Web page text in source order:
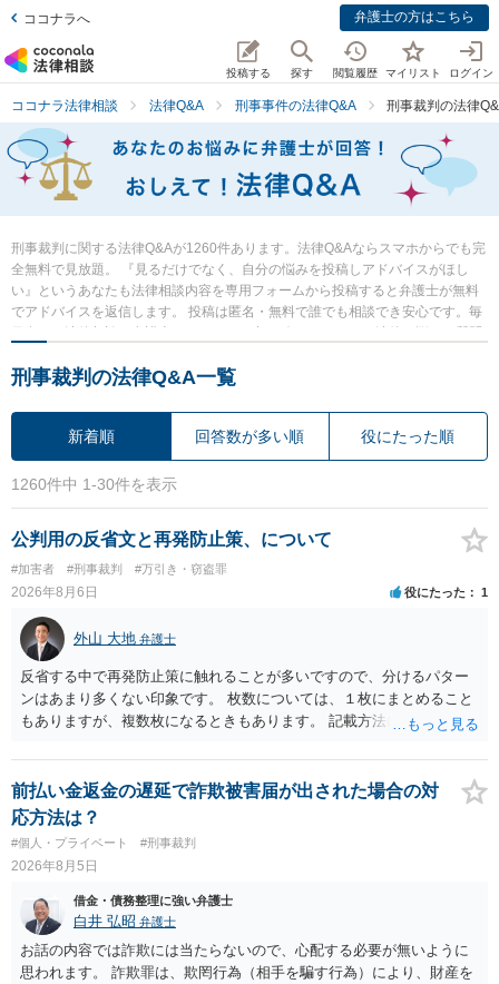
ココナラへ 弁護士の方はこちら
投稿する 探す 閲覧履歴 マイリスト ログイン
ココナラ法律相談 法律Q&A 刑事事件の法律Q&A 刑事裁判の法律
刑事裁判に関する法律Q&Aが1260件あります。法律Q&Aならスマホからでも完
全無料で見放題。 『見るだけでなく、自分の悩みを投稿しアドバイスがほし
い』というあなたも法律相談内容を専用フォームから投稿すると弁護士が無料
でアドバイスを返信します。 投稿は匿名・無料で誰でも相談でき安心です。毎
日多くの法律相談に弁護士がアドバイス中。 今すぐあなたの法律の悩み・質問
刑事裁判の法律Q&A一覧
新着順 回答数が多い順 役にたった順
1260件中 1-30件を表示
公判用の反省文と再発防止策、について
#加害者 #刑事裁判 #万引き・窃盗罪
2026年8月6日 役にたった 1
外山 大地 弁護士
反省する中で再発防止策に触れることが多いですので、分けるパター
ンはあまり多くない印象です。 枚数については、１枚にまとめること
もありますが、複数枚になるときもあります。 記載方法については、
います。 したがいまして、いずれも良いかと考えます。
前払い金返金の遅延で詐欺被害届が出された場合の対
応方法は？
#個人・プライベート #刑事裁判
2026年8月5日
借金・債務整理に強い弁護士
白井 弘昭 弁護士
お話の内容では詐欺には当たらないので、心配する必要が無いように
思われます。 詐欺罪は、欺罔行為（相手を騙す行為）により、財産を